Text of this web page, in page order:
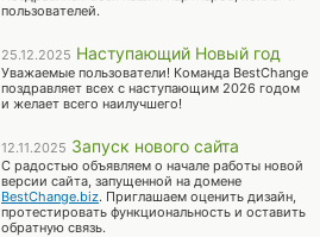
пользователей.
25.12.2025 Наступающий Новый год
Уважаемые пользователи! Команда BestChange
поздравляет всех с наступающим 2026 годом
и желает всего наилучшего!
12.11.2025 Запуск нового сайта
С радостью объявляем о начале работы новой
версии сайта, запущенной на домене
BestChange.biz. Приглашаем оценить дизайн,
протестировать функциональность и оставить
обратную связь.